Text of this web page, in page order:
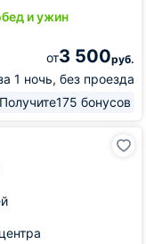
и ужин
от3 500руб.
1 ночь, без проезда
Получите175 бонусов